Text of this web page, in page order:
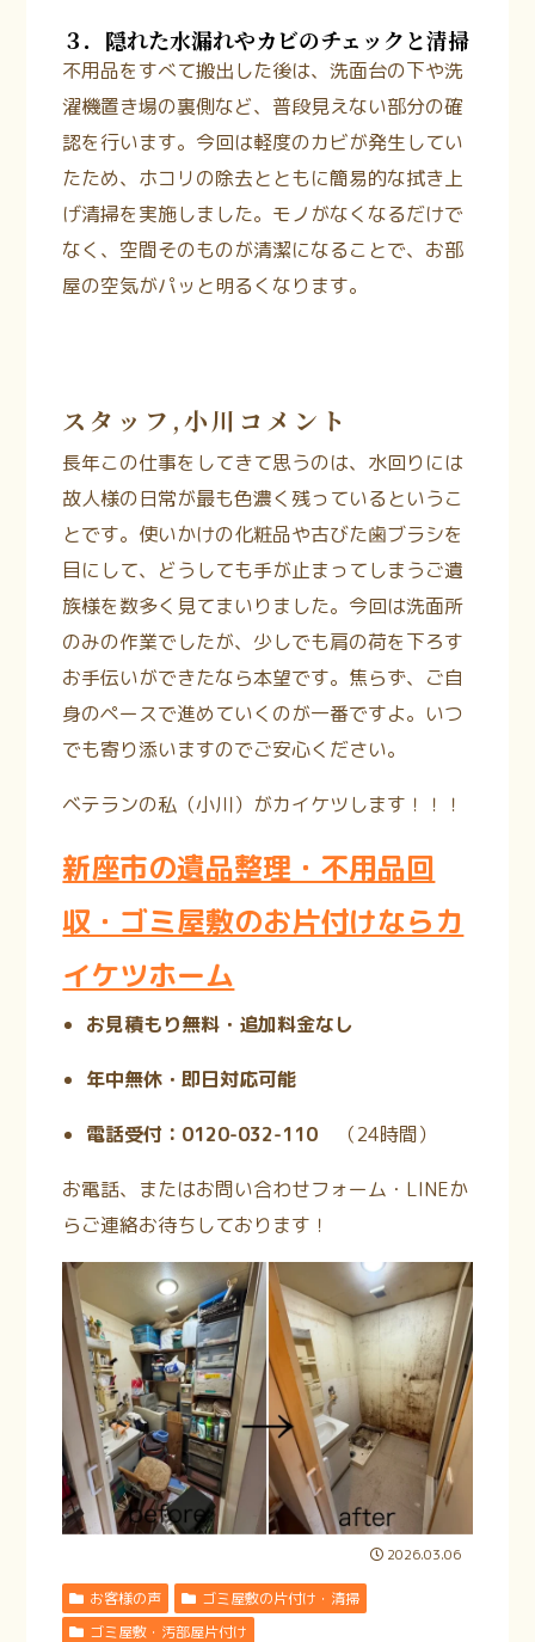
３．隠れた水漏れやカビのチェックと清掃
不用品をすべて搬出した後は、洗面台の下や洗
濯機置き場の裏側など、普段見えない部分の確
認を行います。今回は軽度のカビが発生してい
たため、ホコリの除去とともに簡易的な拭き上
げ清掃を実施しました。モノがなくなるだけで
なく、空間そのものが清潔になることで、お部
屋の空気がパッと明るくなります。
スタッフ,小川 コメント
長年この仕事をしてきて思うのは、水回りには
故人様の日常が最も色濃く残っているというこ
とです。使いかけの化粧品や古びた歯ブラシを
目にして、どうしても手が止まってしまうご遺
族様を数多く見てまいりました。今回は洗面所
のみの作業でしたが、少しでも肩の荷を下ろす
お手伝いができたなら本望です。焦らず、ご自
身のペースで進めていくのが一番ですよ。いつ
でも寄り添いますのでご安心ください。
ベテランの私（小川）がカイケツします！！！
新座市の遺品整理・不用品回
収・ゴミ屋敷のお片付けならカ
イケツホーム
お見積もり無料・追加料金なし
年中無休・即日対応可能
電話受付：0120-032-110 （24時間）
お電話、またはお問い合わせフォーム・LINEか
らご連絡お待ちしております！
2026.03.06
お客様の声
ゴミ屋敷の片付け・清掃
ゴミ屋敷・汚部屋片付け